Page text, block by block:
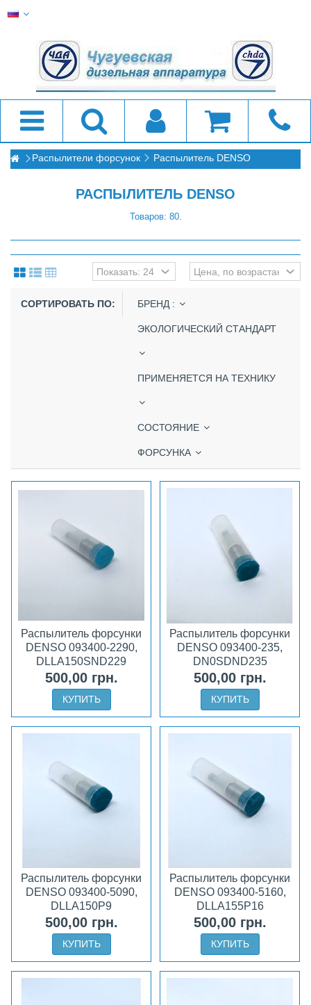
Распылители форсунок Распылитель DENSO
РАСПЫЛИТЕЛЬ DENSO
Товаров: 80.
СОРТИРОВАТЬ ПО: БРЕНД :
ЭКОЛОГИЧЕСКИЙ СТАНДАРТ
ПРИМЕНЯЕТСЯ НА ТЕХНИКУ
СОСТОЯНИЕ
ФОРСУНКА
Распылитель форсунки
DENSO 093400-2290,
DLLA150SND229
500,00 грн.
КУПИТЬ
Распылитель форсунки
DENSO 093400-235,
DN0SDND235
500,00 грн.
КУПИТЬ
Распылитель форсунки
DENSO 093400-5090,
DLLA150P9
500,00 грн.
КУПИТЬ
Распылитель форсунки
DENSO 093400-5160,
DLLA155P16
500,00 грн.
КУПИТЬ